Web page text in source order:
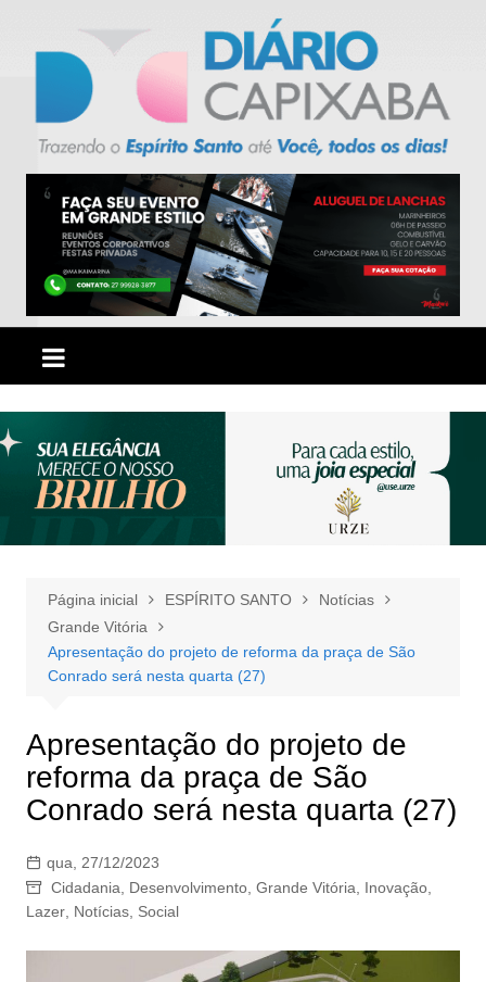
Página inicial ESPÍRITO SANTO
Notícias
Grande Vitória
Apresentação do projeto de reforma da praça de São
Conrado será nesta quarta (27)
Apresentação do projeto de
reforma da praça de São
Conrado será nesta quarta (27)
qua, 27/12/2023
Cidadania
Desenvolvimento, Grande Vitória Inovação,
Lazer, Notícias, Social